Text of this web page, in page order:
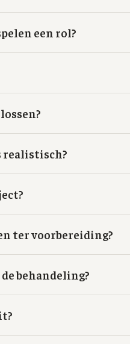
een rol?
realistisch?
ter voorbereiding?
behandeling?